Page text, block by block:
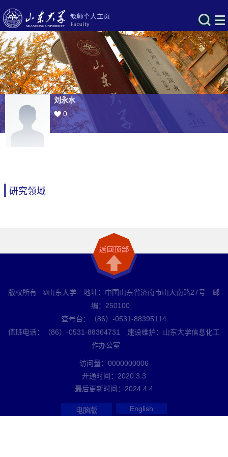
刘永水
0
研究领域
版权所有 ©山东大学 地址：中国山东省济南市山大南路27号 邮
编：250100
查号台：（86）-0531-88395114
值班电话：（86）-0531-88364731 建设维护：山东大学信息化工
作办公室
访问量： 0000000006
开通时间： 2020 3 3
最后更新时间： 2024 4 4
电脑版 English